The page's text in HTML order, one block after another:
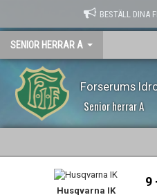
BESTÄLL DINA
SENIOR HERRAR A
Forserums
Senior herrar A
Husqvarna IK
9